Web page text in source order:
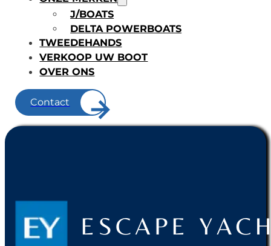
J/BOATS
DELTA POWERBOATS
TWEEDEHANDS
VERKOOP UW BOOT
OVER ONS
Contact